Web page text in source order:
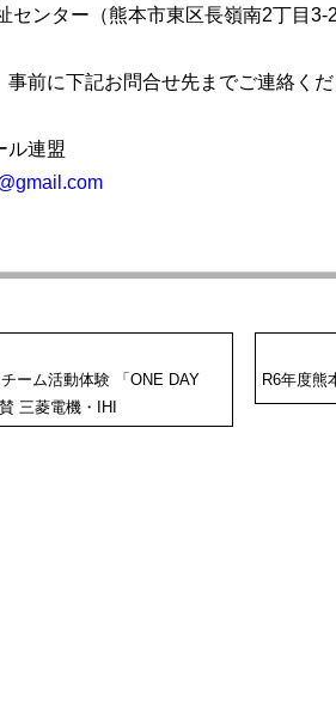
センター（熊本市東区長嶺南2丁目3-
前に下記お問合せ先までご連絡くだ
ル連盟
ーム活動体験 「ONE DAY
三菱電機・IHI
R6年度熊